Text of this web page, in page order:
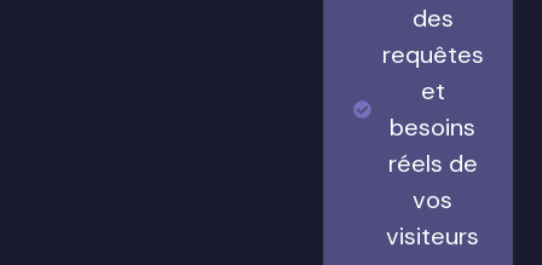
des
requêtes
et
besoins
réels de
vos
visiteurs